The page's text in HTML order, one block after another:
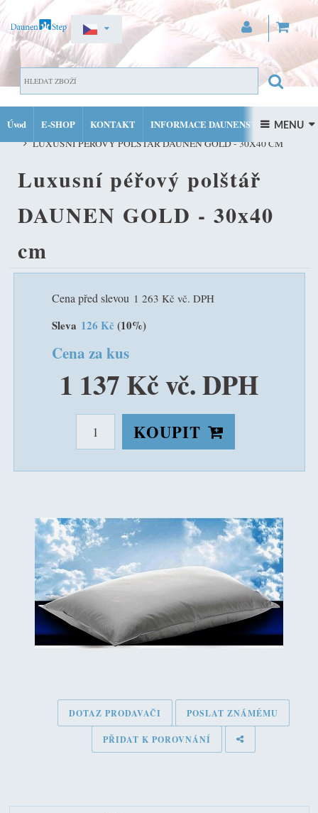
PŘIHLÁSIT SE
Úvod E-SHOP KONTAKT INFORMACE DAUNENSTEP MENU 
DOMŮ
PÉŘOVÉ POLŠTÁŘE DAUNENSTEP VŠECH VELIKOSTÍ A TYPŮ
LUXUSNÍ PÉŘOVÝ POLŠTÁŘ DAUNEN GOLD - 30X40 CM
Luxusní péřový polštář
DAUNEN GOLD - 30x40
cm
Cena před slevou 1 263 Kč vč. DPH
Sleva 126 Kč (10%)
Cena za kus
1 137 Kč vč. DPH
KOUPIT
DOTAZ PRODAVAČI POSLAT ZNÁMÉMU
PŘIDAT K POROVNÁNÍ